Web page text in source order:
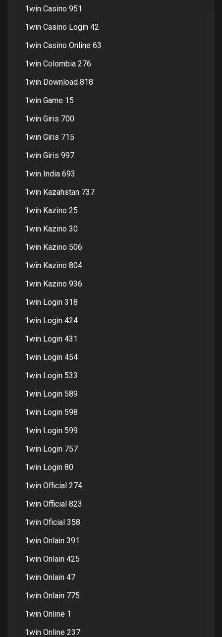
1win Casino 951
1win Casino Login 42
1win Casino Online 63
1win Colombia 276
1win Download 818
1win Game 15
1win Giris 700
1win Giris 715
1win Giris 997
1win India 693
1win Kazahstan 737
1win Kazino 25
1win Kazino 30
1win Kazino 506
1win Kazino 804
1win Kazino 936
1win Login 318
1win Login 424
1win Login 431
1win Login 454
1win Login 533
1win Login 589
1win Login 598
1win Login 599
1win Login 757
1win Login 80
1win Official 274
1win Official 823
1win Oficial 358
1win Onlain 391
1win Onlain 425
1win Onlain 47
1win Onlain 775
1win Online 1
1win Online 237